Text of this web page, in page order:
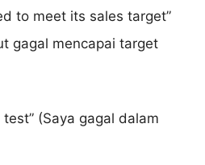
to meet its sales target”
gagal mencapai target
(Saya gagal dalam